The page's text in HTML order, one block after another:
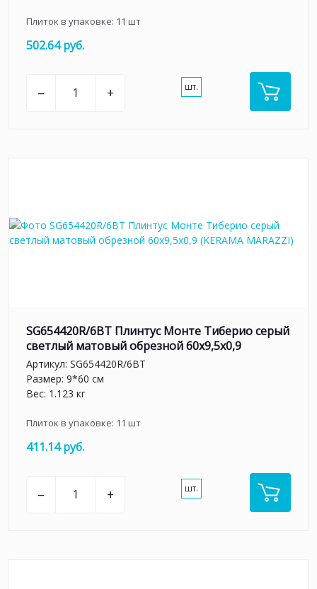
Плиток в упаковке: 11 шт
502.64 руб.
– + шт.
SG654420R/6BT Плинтус Монте Тиберио серый
светлый матовый обрезной 60x9,5x0,9
Артикул: SG654420R/6BT
Размер: 9*60 см
Вес: 1.123 кг
Плиток в упаковке: 11 шт
411.14 руб.
– + шт.